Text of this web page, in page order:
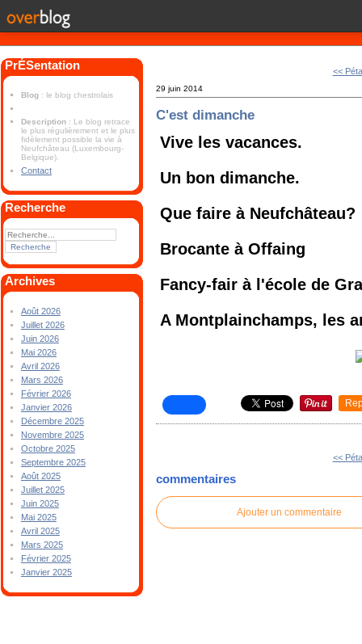
PrÉSentation
Blog : le blog chestrolais
Description : Le blog retrace
le plus régulièrement et le plus
fidèlement possible la vie à
Neufchâteau (Luxembourg-
Belgique).
Contact
Recherche
Archives
Août 2026
Juillet 2026
Juin 2026
Mai 2026
Avril 2026
Mars 2026
Février 2026
Janvier 2026
Décembre 2025
Novembre 2025
Octobre 2025
Septembre 2025
Août 2025
Juillet 2025
Juin 2025
Mai 2025
Avril 2025
Mars 2025
Février 2025
Janvier 2025
<<
29 juin 2014
C'est dimanche
Vive les vacances.
Un bon dimanche.
Que faire à Neufchâteau?
Brocante à Offaing
Fancy-fair à l'école de
A Montplainchamps, les
<<
commentaires
Ajouter un commentaire